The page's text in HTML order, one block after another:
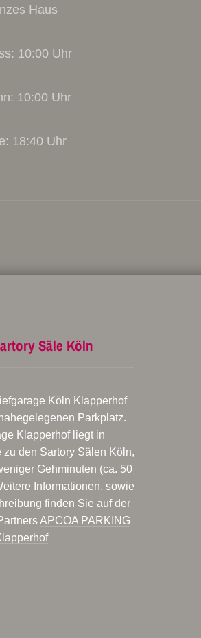
Haus
10:00 Uhr
10:00 Uhr
18:40 Uhr
Säle Köln
Köln Klapperhof
Parkplatz.
Klapperhof liegt in
zu den Sartory Sälen Köln,
Gehminuten (ca. 50
Informationen, sowie
finden Sie auf der
APCOA PARKING